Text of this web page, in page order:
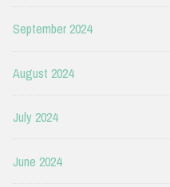
September 2024
August 2024
July 2024
June 2024